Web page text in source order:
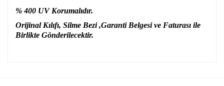
% 400 UV Korumalıdır.
Orijinal Kılıfı, Silme Bezi ,Garanti Belgesi ve Faturası ile
Birlikte Gönderilecektir.